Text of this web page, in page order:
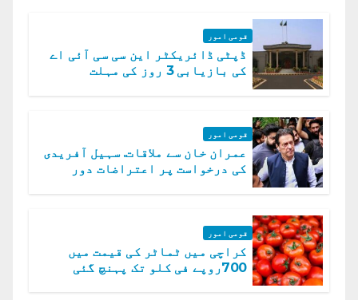
قومی امور
ڈپٹی ڈائریکٹر این سی سی آئی اے
کی بازیابی 3 روز کی مہلت
قومی امور
عمران خان سے ملاقات. سہیل آفریدی
کی درخواست پر اعتراضات دور
قومی امور
کراچی میں ٹماٹر کی قیمت میں
700روپے فی کلو تک پہنچ گئی